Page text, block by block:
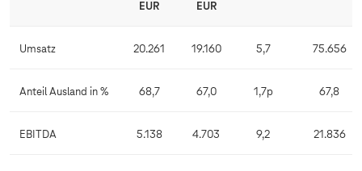
EUR EUR
Umsatz 20.261 19.160 5,7 75.656
Anteil Ausland in % 68,7 67,0 1,7p 67,8
EBITDA 5.138 4.703 9,2 21.836